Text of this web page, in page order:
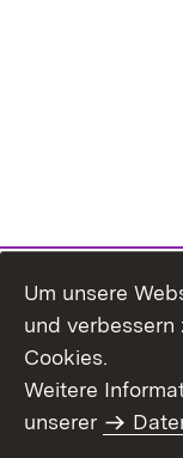
Um unsere
und verbessern
Cookies.
Weitere
unserer